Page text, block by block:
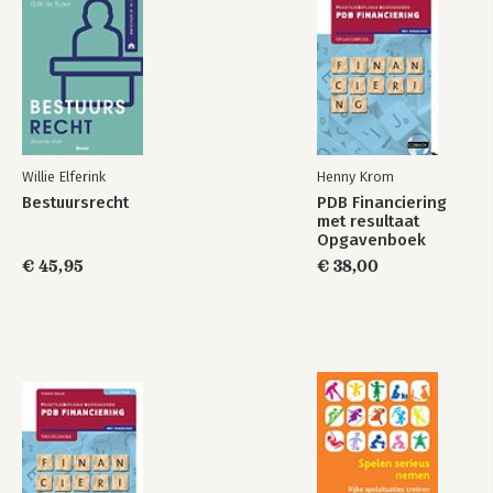
Willie Elferink
Bestuursrecht
€ 45,95
Henny Krom
PDB Financiering
met resultaat
Opgavenboek
€ 38,00